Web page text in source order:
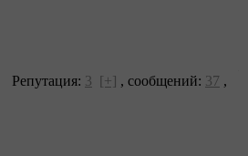
Репутация: 3 [+] , сообщений: 37 ,